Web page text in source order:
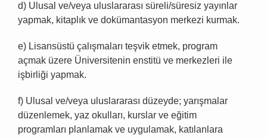
d) Ulusal ve/veya uluslararası süreli/süresiz yayınlar
yapmak, kitaplık ve dokümantasyon merkezi kurmak.
e) Lisansüstü çalışmaları teşvik etmek, program
açmak üzere Üniversitenin enstitü ve merkezleri ile
işbirliği yapmak.
f) Ulusal ve/veya uluslararası düzeyde; yarışmalar
düzenlemek, yaz okulları, kurslar ve eğitim
programları planlamak ve uygulamak, katılanlara